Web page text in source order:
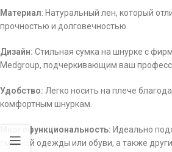
Материал: Натуральный лен, который
прочностью и долговечностью.
Дизайн: Стильная сумка на шнурке с
Medgroup, подчеркивающим ваш
Удобство: Легко носить на плече
комфортным шнуркам.
Многофункциональность: Идеально
сменной одежды или обуви, а также